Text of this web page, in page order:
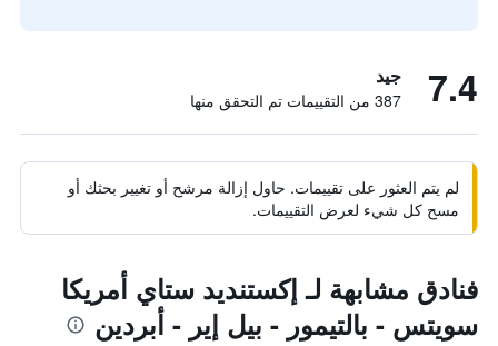
7.4 جيد
387 من التقييمات تم التحقق منها
لم يتم العثور على تقييمات. حاول إزالة مرشح أو تغيير بحثك أو
مسح كل شيء لعرض التقييمات.
فنادق مشابهة لـ إكستنديد ستاي أمريكا
سويتس - بالتيمور - بيل إير - أبردين